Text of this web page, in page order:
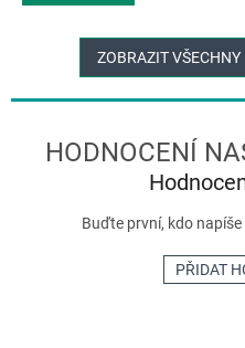
ZOBRAZIT
Buďte první, kdo
PŘIDAT